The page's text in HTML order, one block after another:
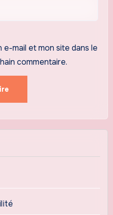
e-mail et mon site dans le
commentaire.